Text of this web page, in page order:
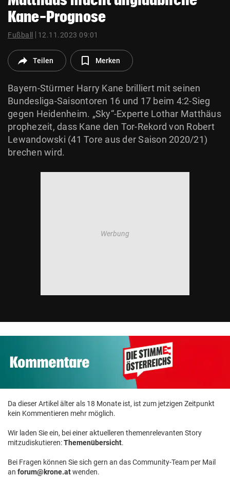
© Krone Multimedia GmbH & Co KG 2026
Muthgasse 2, 1190 Wien
Kane-Prognose
Fußball 12.11.2023 09:01
Teilen Merken
Bayern-Stürmer Harry Kane brilliert mit seinen
Bundesliga-Saisontoren 16 und 17 beim 4:2-Sieg
gegen Heidenheim. „Sky“-Experte Lothar Matthäus
prophezeit, dass Kane den Tor-Rekord von Robert
Lewandowski (41 Tore aus der Saison 2020/21)
brechen wird.
Da dieser Artikel älter als 18 Monate ist, ist zum jetzigen Zeitpunkt
kein Kommentieren mehr möglich.
Wir laden Sie ein, bei einer aktuelleren themenrelevanten Story
mitzudiskutieren:Themenübersicht.
Bei Fragen können Sie sich gern an das Community-Team per Mail
an forum@krone.atwenden.